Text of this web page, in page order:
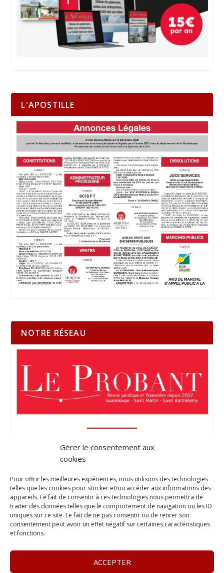
Gérer le consentement aux
cookies
Pour offrir les meilleures expériences, nous utilisons des technologies
telles que les cookies pour stocker et/ou accéder aux informations des
appareils. Le fait de consentir à ces technologies nous permettra de
traiter des données telles que le comportement de navigation ou les ID
uniques sur ce site. Le fait de ne pas consentir ou de retirer son
consentement peut avoir un effet négatif sur certaines caractéristiques
et fonctions.
ACCEPTER
L'APOSTILLE
NOTRE RÉSEAU